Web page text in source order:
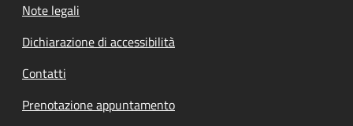
Note legali
Dichiarazione di accessibilità
Contatti
Prenotazione appuntamento